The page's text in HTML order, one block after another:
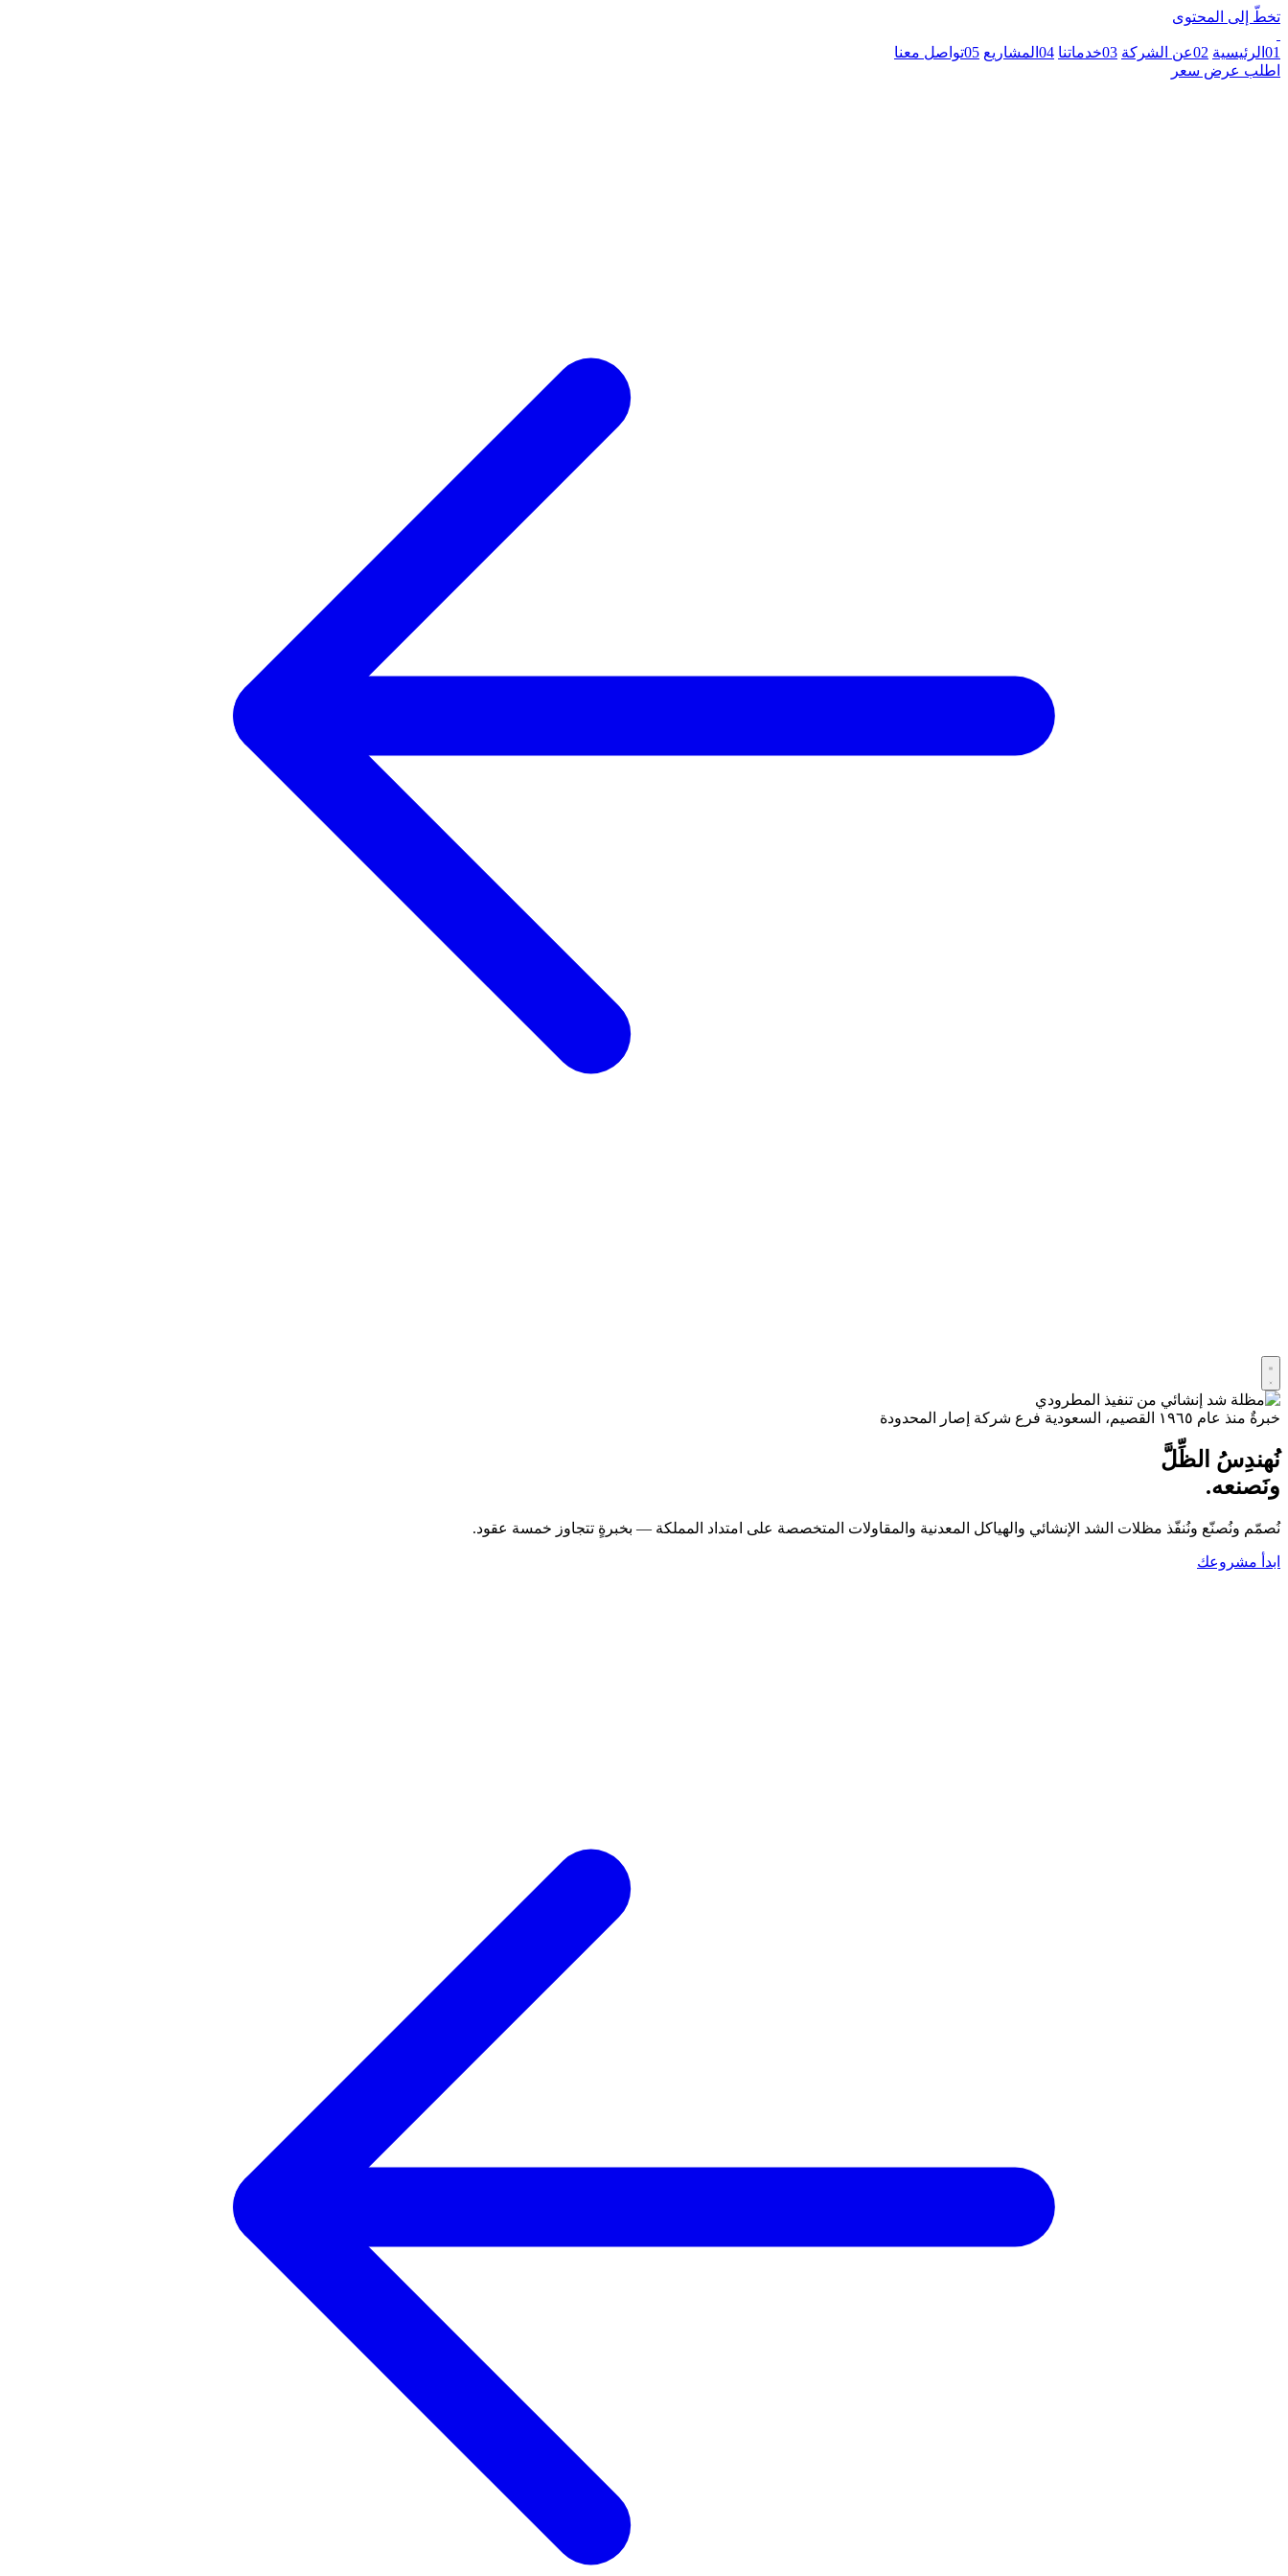
تخطّ إلى المحتوى
01 الرئيسية 02عن الشركة 03خدماتنا 04 المشاريع 05تواصل معنا
اطلب عرض سعر
خبرةٌ منذ عام ١٩٦٥ القصيم، السعودية فرع شركة إصار المحدودة
نُهندِسُ الظِّلَّ
ونَصنعه.
نُصمّم ونُصنّع ونُنفّذ مظلات الشد الإنشائي والهياكل المعدنية والمقاولات المتخصصة على امتداد المملكة — بخبرةٍ تتجاوز خمسة عقود.
ابدأ مشروعك